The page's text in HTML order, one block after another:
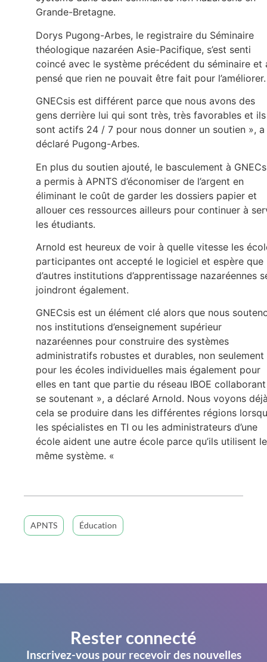
Grande-Bretagne.
Dorys Pugong-Arbes, le registraire du Séminaire
théologique nazaréen Asie-Pacifique, s’est senti
coincé avec le système précédent du séminaire et
pensé que rien ne pouvait être fait pour l’améliorer.
GNECsis est différent parce que nous avons des
gens derrière lui qui sont très, très favorables et ils
sont actifs 24 / 7 pour nous donner un soutien », a
déclaré Pugong-Arbes.
En plus du soutien ajouté, le basculement à
a permis à APNTS d’économiser de l’argent en
éliminant le coût de garder les dossiers papier et
allouer ces ressources ailleurs pour continuer à
les étudiants.
Arnold est heureux de voir à quelle vitesse les
participantes ont accepté le logiciel et espère que
d’autres institutions d’apprentissage nazaréennes
joindront également.
GNECsis est un élément clé alors que nous
nos institutions d’enseignement supérieur
nazaréennes pour construire des systèmes
administratifs robustes et durables, non seulement
pour les écoles individuelles mais également pour
elles en tant que partie du réseau IBOE
se soutenant », a déclaré Arnold. Nous voyons
cela se produire dans les différentes régions
les spécialistes en TI ou les administrateurs d’une
école aident une autre école parce qu’ils utilisent le
même système. «
APNTS Éducation
Rester connecté
Inscrivez-vous pour recevoir des nouvelles